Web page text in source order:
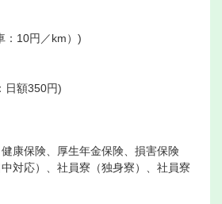
：10円／km）)
日額350円)
康保険、厚生年金保険、損害保険
対応）、社員寮（独身寮）、社員寮